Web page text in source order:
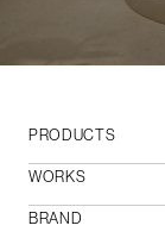
PRODUCTS
WORKS
BRAND